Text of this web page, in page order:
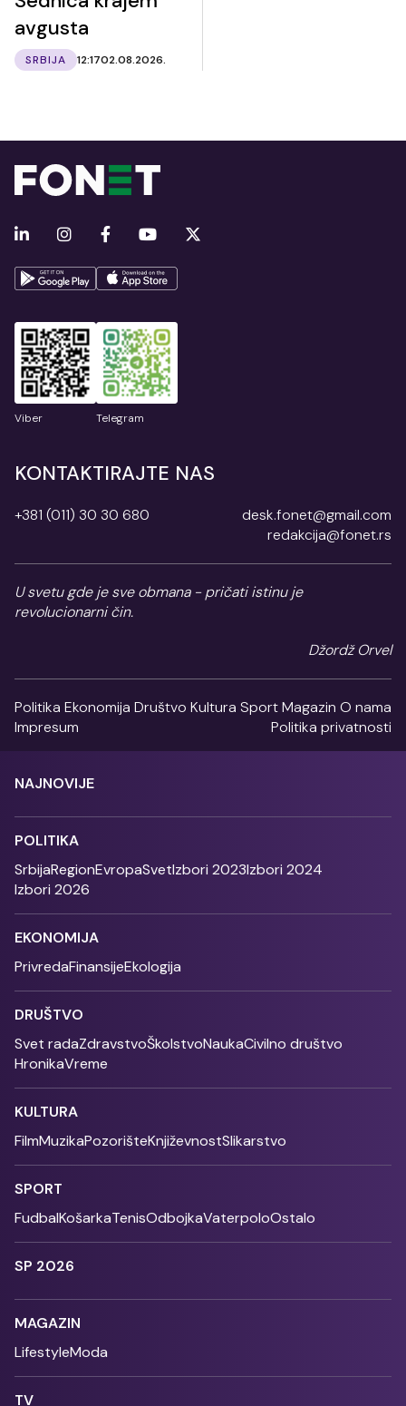
avgusta
SRBIJA 12:1702.08.2026.
Viber Telegram
KONTAKTIRAJTE NAS
+381 (011) 30 30 680
desk.fonet@gmail.com
redakcija@fonet.rs
U svetu gde je sve obmana - pričati istinu je
revolucionarni čin.
Džordž Orvel
Politika Ekonomija Društvo Kultura SportMagazin O nama
Impresum
Politika privatnosti
NAJNOVIJE
POLITIKA
SrbijaRegionEvropaSvetIzbori 2023Izbori 2024
Izbori 2026
EKONOMIJA
PrivredaFinansijeEkologija
DRUŠTVO
Svet radaZdravstvoŠkolstvoNaukaCivilno društvo
HronikaVreme
KULTURA
FilmMuzikaPozorišteKnjiževnostSlikarstvo
SPORT
FudbalKošarkaTenisOdbojkaVaterpoloOstalo
SP 2026
MAGAZIN
LifestyleModa
TV